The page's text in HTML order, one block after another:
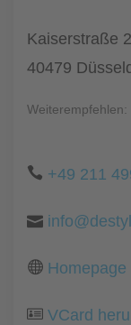
Kaiserstraße
40479
Weiterempfehlen:
+49 211
VCard